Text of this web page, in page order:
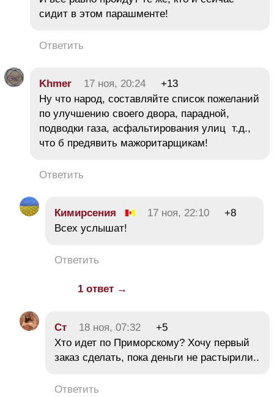
сидит в этом парашменте!
Ответить
Khmer 17 ноя, 20:24
+13
Ну что народ, составляйте список пожеланий
по улучшению своего двора, парадной,
подводки газа, асфальтирования улиц т.д.,
что б предявить мажоритарщикам!
Ответить
Кимирсения 17 ноя, 22:10
+8
Всех услышат!
Ответить
1 ответ →
Ст 18 ноя, 07:32
+5
Хто идет по Приморскому? Хочу первый
заказ сделать, пока деньги не растырили..
Ответить